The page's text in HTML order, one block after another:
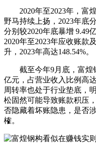
2020年至2023年，富煌
野马持续上扬，2023年底
分别较2020年底暴增 9.49
2020年至2023年应收账款
升，2023年高达148.54%。
截至今年9月底，富煌
亿元，占营业收入比例高
周转率也处于行业垫底，
松固然可能导致账款积压
否隐藏着坏账隐患，是否
榷。